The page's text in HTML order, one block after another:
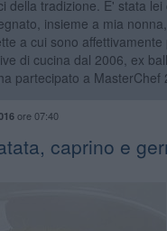
della tradizione. E' stata lei
insieme a mia
a cui sono affettivamente
di cucina dal 2006, ex
partecipato a MasterChef
ore 07:40
caprino e